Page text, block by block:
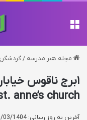
مجله هنر مدرسه /
anne’s church)
آخرین به روز رسانی: 08/03/1404